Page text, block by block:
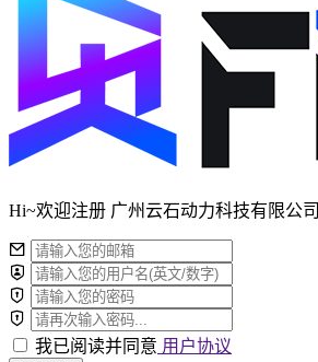
Hi~欢迎注册 广州云石动力科技有限公司
我已阅读并同意 用户协议